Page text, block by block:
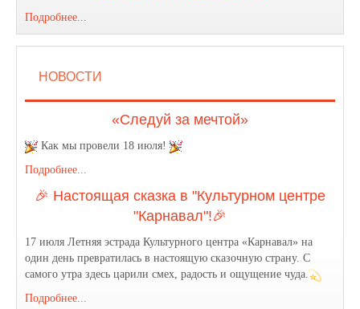
Подробнее...
НОВОСТИ
«Следуй за мечтой»
Как мы провели 18 июля!
Подробнее...
🎉 Настоящая сказка в "Культурном центре
"Карнавал"!🎉
17 июля Летняя эстрада Культурного центра «Карнавал» на
один день превратилась в настоящую сказочную страну. С
самого утра здесь царили смех, радость и ощущение чуда.
Подробнее...